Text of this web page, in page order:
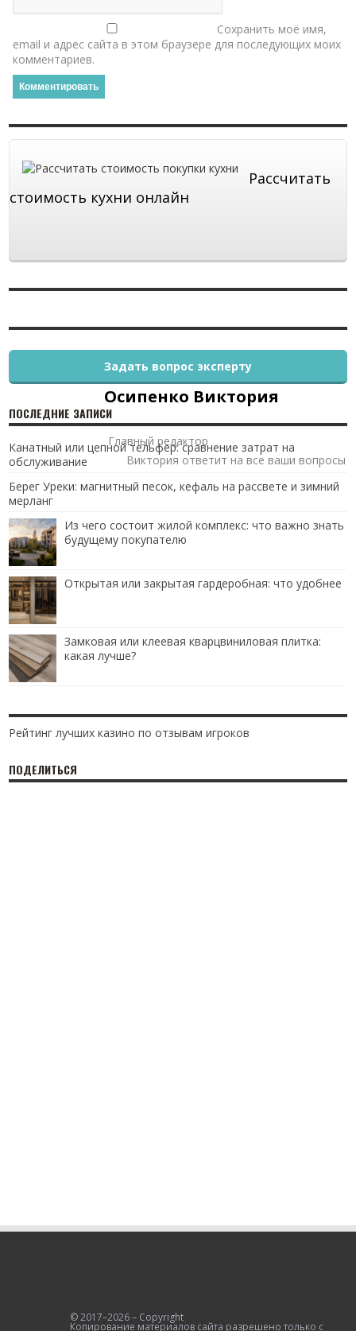
Сохранить моё имя,
email и адрес сайта в этом браузере для последующих моих
комментариев.
Рассчитать
стоимость кухни онлайн
Осипенко Виктория
Главный редактор
Виктория ответит на все ваши вопросы
Задать вопрос эксперту
ПОСЛЕДНИЕ ЗАПИСИ
Канатный или цепной тельфер: сравнение затрат на
обслуживание
Берег Уреки: магнитный песок, кефаль на рассвете и зимний
мерланг
Из чего состоит жилой комплекс: что важно знать
будущему покупателю
Открытая или закрытая гардеробная: что удобнее
Замковая или клеевая кварцвиниловая плитка:
какая лучше?
Рейтинг лучших казино по отзывам игроков
ПОДЕЛИТЬСЯ
© 2017–2026 – Copyright
Копирование материалов сайта разрешено только с